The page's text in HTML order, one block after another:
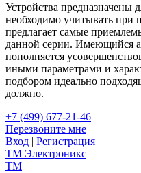
Устройства предназначены
необходимо учитывать при
предлагает самые
данной серии. Имеющийся
пополняется
иными параметрами и
подбором идеально
должно.
+7 (499) 677-21-46
Перезвоните мне
Вход | Регистрация
TM Электроникс
TM